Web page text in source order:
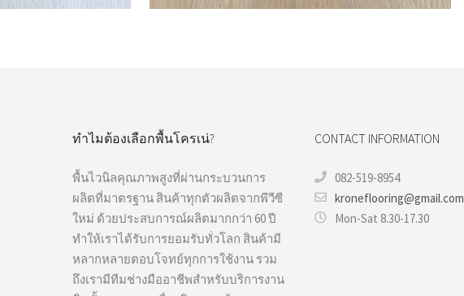
ทำไมต้องเลือกพื้นโครเน่?
พื้นไวนิลคุณภาพสูงที่ผ่านกระบวนการ
ผลิตที่มาตรฐาน สินค้าทุกตัวผลิตจากพีวีซี
ใหม่ ด้วยประสบการณ์ผลิตมากกว่า 60 ปี
ทำให้เราได้รับการยอมรับทั่วโลก สินค้ามี
หลากหลายตอบโจทย์ทุกการใช้งาน รวม
ถึงเรามีทีมช่างมืออาชีพสำหรับบริการงาน
CONTACT INFORMATION
082-519-8954
kroneflooring@gmail.com
Mon-Sat 8.30-17.30